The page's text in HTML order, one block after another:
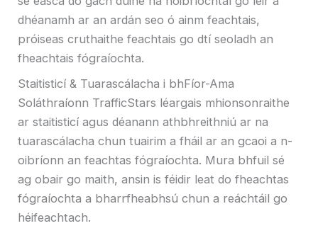
dhéanamh ar an ardán seo ó ainm feachtais,
próiseas cruthaithe feachtais go dtí seoladh an
fheachtais fógraíochta.
Staitisticí & Tuarascálacha i bhFíor-Ama
Soláthraíonn TrafficStars léargais mhionsonraithe
ar staitisticí agus déanann athbhreithniú ar na
tuarascálacha chun tuairim a fháil ar an gcaoi a n-
oibríonn an feachtas fógraíochta. Mura bhfuil sé
ag obair go maith, ansin is féidir leat do fheachtas
fógraíochta a bharrfheabhsú chun a reáchtáil go
héifeachtach.